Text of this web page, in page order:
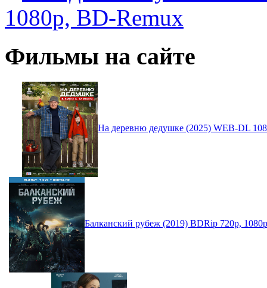
1080p, BD-Remux
Фильмы на сайте
На деревню дедушке (2025) WEB-DL
Балканский рубеж (2019) BDRip 720p,